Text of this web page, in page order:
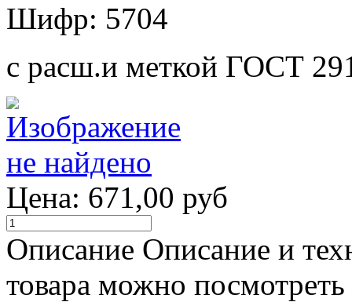
Шифр: 5704
с расш.и меткой ГОСТ
Цена: 671,00 руб
Описание Описание и
товара можно